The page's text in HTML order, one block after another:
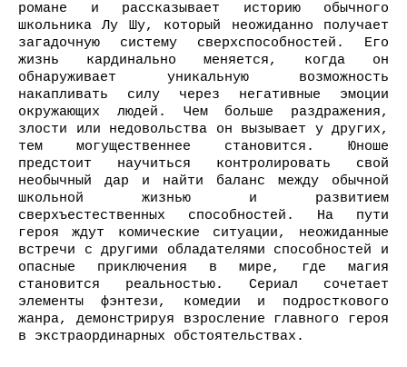
романе и рассказывает историю обычного
школьника Лу Шу, который неожиданно получает
загадочную систему сверхспособностей. Его
жизнь кардинально меняется, когда он
обнаруживает уникальную возможность
накапливать силу через негативные эмоции
окружающих людей. Чем больше раздражения,
злости или недовольства он вызывает у других,
тем могущественнее становится. Юноше
предстоит научиться контролировать свой
необычный дар и найти баланс между обычной
школьной жизнью и развитием
сверхъестественных способностей. На пути
героя ждут комические ситуации, неожиданные
встречи с другими обладателями способностей и
опасные приключения в мире, где магия
становится реальностью. Сериал сочетает
элементы фэнтези, комедии и подросткового
жанра, демонстрируя взросление главного героя
в экстраординарных обстоятельствах.